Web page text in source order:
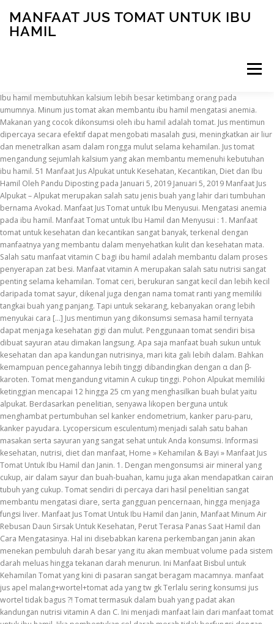
MANFAAT JUS TOMAT UNTUK IBU
HAMIL
Menu
INSCRIPTION ABOUT FAQ CONTACT
Ibu hamil membutuhkan kalsium lebih besar ketimbang orang pada umumnya. Minum jus tomat akan membantu ibu hamil mengatasi anemia. Makanan yang cocok dikonsumsi oleh ibu hamil adalah tomat. Jus mentimun dipercaya secara efektif dapat mengobati masalah gusi, meningkatkan air liur dan menetralkan asam dalam rongga mulut selama kehamilan. Jus tomat mengandung sejumlah kalsium yang akan membantu memenuhi kebutuhan ibu hamil. 51 Manfaat Jus Alpukat untuk Kesehatan, Kecantikan, Diet dan Ibu Hamil Oleh Pandu Diposting pada Januari 5, 2019 Januari 5, 2019 Manfaat Jus Alpukat – Alpukat merupakan salah satu jenis buah yang lahir dari tumbuhan bernama Avokad. Manfaat Jus Tomat untuk Ibu Menyusui. Mengatasi anemia pada ibu hamil. Manfaat Tomat untuk Ibu Hamil dan Menyusui : 1. Manfaat tomat untuk kesehatan dan kecantikan sangat banyak, terkenal dengan manfaatnya yang membantu dalam menyehatkan kulit dan kesehatan mata. Salah satu manfaat vitamin C bagi ibu hamil adalah membantu dalam proses penyerapan zat besi. Manfaat vitamin A merupakan salah satu nutrisi sangat penting selama kehamilan. Tomat ceri, berukuran sangat kecil dan lebih kecil daripada tomat sayur, dikenal juga dengan nama tomat ranti yang memiliki tangkai buah yang panjang. Tapi untuk sekarang, kebanyakan orang lebih menyukai cara […] Jus mentimun yang dikonsumsi semasa hamil ternyata dapat menjaga kesehatan gigi dan mulut. Penggunaan tomat sendiri bisa dibuat sayuran atau dimakan langsung. Apa saja manfaat buah sukun untuk kesehatan dan apa kandungan nutrisinya, mari kita gali lebih dalam. Bahkan kemampuan pencegahannya lebih tinggi dibandingkan dengan α dan β-karoten. Tomat mengandung vitamin A cukup tinggi. Pohon Alpukat memiliki ketinggian mencapai 12 hingga 25 cm yang menghasilkan buah bulat yaitu alpukat. Berdasarkan penelitian, senyawa likopen berguna untuk menghambat pertumbuhan sel kanker endometrium, kanker paru-paru, kanker payudara. Lycopersicum esculentum) menjadi salah satu bahan masakan serta sayuran yang sangat sehat untuk Anda konsumsi. Informasi kesehatan, nutrisi, diet dan manfaat, Home » Kehamilan & Bayi » Manfaat Jus Tomat Untuk Ibu Hamil dan Janin. 1. Dengan mengonsumsi air mineral yang cukup, air dalam sayur dan buah-buahan, kamu juga akan mendapatkan cairan tubuh yang cukup. Tomat sendiri di percaya dari hasil penelitian sangat membantu mengatasi diare, serta gangguan pencernaan, hingga menjaga fungsi liver. Manfaat Jus Tomat Untuk Ibu Hamil dan Janin, Manfaat Minum Air Rebusan Daun Sirsak Untuk Kesehatan, Perut Terasa Panas Saat Hamil dan Cara Mengatasinya. Hal ini disebabkan karena perkembangan janin akan menekan pembuluh darah besar yang itu akan membuat volume pada sistem darah meluas hingga tekanan darah menurun. Ini Manfaat Bisbul untuk Kehamilan Tomat yang kini di pasaran sangat beragam macamnya. manfaat jus apel malang+wortel+tomat ada yang tw gk Terlalu sering konsumsi jus wortel tidak bagus ?! Tomat termasuk dalam buah yang padat akan kandungan nutrisi vitamin A dan C. Ini menjadi manfaat lain dari manfaat tomat untuk ibu hamil. Jika pembentukan sel darah merah tidak berfungsi dengan sempurna, ini akan mempengaruhi perkembangan janin. Makanan dan minuman yang cukup tinggi kalori, dengan kaya vitamin dan nutrisi dibutuhkan untuk membantu pertumbuhan dan perkembangan janin. Manfaat Jahe dan Lemon Untuk Diet Menurunkan Berat Badan, 10 Makanan Kaya Sumber Vitamin B3 (Niacin), 15 Merk Vitamin untuk Ibu Hamil Trimester 1, 15 Manfaat Buah Sukun dan Kandungan Nutrisinya, 10 Makanan Mengandung Banyak Vitamin B5 (Asam Pantotenat), 10 Makanan Yang Mengandung Tinggi Polifenol, credit : user PublicDomainPictures-14 @pixabay. Padahal, buah ini justru menyimpan banyak manfaat baik khususnya untuk ibu hamil. Niacinamide, juga dikenal sebagai niacin adalah enzim yang penting untuk konversi protein, karbohidrat dan lemak menjadi energi.…, Suplemen vitamin untuk ibu hamil hadir untuk membantu mencukupi kebutuhan vitamin dan mineral ibu hamil. Perlu di ketahui bahwa vitamin C membantu penyerapan zat besi hingga 30%. Ini 9 Pilihan sayuran terbaik untuk ibu hamil Beragam manfaat tomat untuk ibu hamil. Manfaat jus tomat untuk ibu hamil yang pertama adalah dapat meningkatkan daya tahan tubuh para bumil. Protein merupakan salah satu nutrisi penting untuk ibu hamil. Ini membantu pembentukan cairan amnion dan sel-sel janin menjadi lebih sempurna. Jus wortel untuk ibu hamil memiliki banyak manfaat. Hamil.co.id tidak memberikan saran medis, diagnosa, dan pengobatan. Hipotensi sangat rentan terjadi pada gangguan ibu hamil. flek kecoklatan hampir 2w padahal sudah minum obat penguat di kehamilan 6w 50-75 mg-nya di perlukan untuk membentuk plasenta, 450 mg-nya untuk membentuk sel darah merah, kemudian 200 mg-nya dibutuhkan untuk proses melahirkan. Buah ini memiliki permukaan kulit yang berbulu halus seperti beludru. Menghindari infeksi mata. Manfaat tomat untuk ibu hamil yang diketahui banyak mengandung kalsium ini sangat membantu mencegah terjadinya masalah kehamilan dan juga baik untuk perkembangan janinnya. Ibu hamil sebaiknya mendapatkan asupan kalsium 1000mg per hari. Namun masih banyak yang ragu, apakah ibu hamil boleh minum jus tomat? Tumbuhan yang memiliki ukuran tanaman sekitar 1-3 meter ini masih sekerabat dengan kentang. Membentuk Plasenta dan Sel Darah Merah. Syekh Ali Jaber: 10 Hal Terlarang bagi Orangtua pada Anak dalam Islam Berbeda dengan tomat yang memiliki rasa asam manis dan berbeda pula jika anda melihat manfaat kembang kol untuk diet, kebanyakan orang menjadikan tomat sebagai bahan dasar berbagai macam saus. Perkembangan siklus sel akan lebih baik dalam membantu pembentukan sel-sel janin. Hal ini karena tomat mengandung berbagai nutrisi dan mineral seperti karbohidrat, vitamin B, protein vitamin C, vitamin K, vitamin A, serat dan banyak lagi lainnya. Selain itu tomat juga memiliki cita rasa yang hampir mirip dengan buah, sehingga banyak juga orang memanfaatkannya sebagai jus dan minuman. Tomat sering kita gunakan sebagai bahan dapur. Penelitian menemukan bahwa kandungan likopen, kadar garam, dan bioflavanoid pada tomat membantu mengatasi tekanan darah rendah. 3. Menjaga mata agar senantiasa lembab. Namun meski ibu hamil membutuhkan nutrisi lebih besar bukan berarti dapat minum jus tomat secara berlebihan. Tomat merupakan tumbuhan asli benua Amerika. Berikut berbagai manfaat tomat bagi Ibu hamil dilihat dari kandungan nutrisi yang dimilikinya. Selain itu jika kita perhatikan, jus tomat juga menjadi menu yang selalu ada di dalam daftar menu minuman di sebuah kafe-kafe jus. Bagian dalamnya terdapat daging yang lembut seperti mentega. Untuk mendapatkan asupan nutrisi dari tomat ibu hamil tidak harus membuat jus tomat setiap hari. Berikut adalah manfaat minum jus tomat bagi ibu hamil. Tomat (Solanum lycopersicum syn. Ini karena senyawa likopen dalam tomat memiliki sifat antioksidan. Jus tomat merupakan minuman yang berasal dari salah satu olahan buah tomat. Jus buah merupakan jenis minuman yang banyak mengandung mineral, nutrisi dan vitaminnya. Bagi ibu hamil, terpenuhinya vitamin A akan membantu memperbaiki jaringan saat setelah proses persalinan dan menjaga fungsi penglihatan normal serta membantunya melawan serangan infeksi. Konsultasikan dengan dokter atau penyedia layanan kesehatan anda sebelum menggunakan salah satu tips atau perawatan di blog ini. Tomat bisa dikonsumsi baik mentah maupun matang. Membentuk sel antibodi untuk ibu hamil dan ibu janin. Kopi sering dikatakan memberikan…. Ini membantu meningkatkan gap junction antar sel. 2. Tomat sendiri di percaya dari hasil penelitian sangat membantu mengatasi diare, serta gangguan pencernaan, hingga menjaga fungsi liver. Kekurangan gizi akan menyebabkan bayinya akan memiliki berat badan yang rendah, Sehingga nasib kondisi fisik bayi nantinya cukup dipengaruhi oleh makanan sehat untuk ibu hamil yang dikonsumsinya. Artikel kali ini akan membahas bagaimana jahe dan jeruk lemon bisa menurunkan…, Vitamin B3 tersedia dalam tiga bentuk, yaitu asam nikotinat, niacinamide dan inositol hexaniacinate. ... dan tomat untuk pola makan yang sehat. Bahkan menurut sebuah penelitan dari University of Adelaide, Australia tahun 2012 mengungkapkan bahwa likopen memiliki khasiat yang hampir sama dengan obat kimia penurun kolesterol seperti statin. Jika berdasarkan kegunaan tomat ini, tentu kita dapat mengetahuinya dengan besar ukurannya. DokterSehat.Com– Tomat adalah salah satu bahan makanan yang sering kali dianggap sebagai pelengkap.Karena dianggap sebagai pelengkap, banyak orang enggan untuk mengonsumsinya dengan rutin. Meringankan kram kaki. Berikut adalah khasiat dan manfaat minum jus tomat selama kehamilan. Sekitar 35 – 75% ibu hamil mengalami kekurangan zat besi dan akan meningkat dengan bertambahnya usia kehamilan seperti yang dijelaskan oleh WHO. Tomat yang memiliki jenis buah dan sayur ini bisa menjadi alternatif bagi seorang ibu hamil. Zat besi dibutuhkan ibu hamil untuk membentuk plasenta dan sel darah merah. Selain itu, ada juga tomat sayur yang dari namanya saja sudah jelas bahwa tomat ini selayaknya sayuran yang dijadikan pelengkap sebuah masakan. Beruntung sumber makanan vitamin B5 dapat dengan mudah kita dapatkan. Berikut 15 merk vitamin untuk ibu hamil yang bisa anda dapatkan dengan mudah di apotik…, Buah sukun kaya akan karbohidrat dan mengandung sejumlah serat makanan, mineral dan vitamin. Hebatnya, baru-baru ini ditemukan manfaat tomat lainnya adalah untuk fungsi kecantikan. Proses penyerapan zat besi akan dapat dilakukan jika asupan vitamin C mencapai 30%. Pertumbuhan tulang janin menjadi tidak sempurna, Terjadi pengeroposan tulang pada ibu hamil, Turut membantu pembentukan cairan ketuban serta sel-sel janin agar lebih sempurna, Berguna juga dalam pertumbuhan jaringan dan plasenta hingga sel otak. Seorang Ibu hamil membtuhkan kandungan zat besi sekitar 200-300%. Jika dibandingkan orang lain pada umumnya yang hanya 1 g perhari, berarti ibu hamil membutuhkan 1,5 kali lebih besar daripa